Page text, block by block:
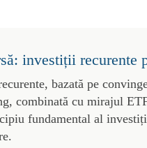
investiții recurente
bazată pe
combinată cu mirajul
fundamental al